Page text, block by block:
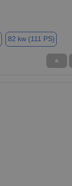
82 kw (111 PS)
★